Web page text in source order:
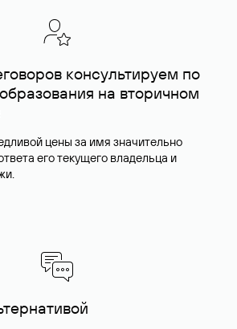
консультируем по
на вторичном
цены за имя значительно
его текущего владельца и